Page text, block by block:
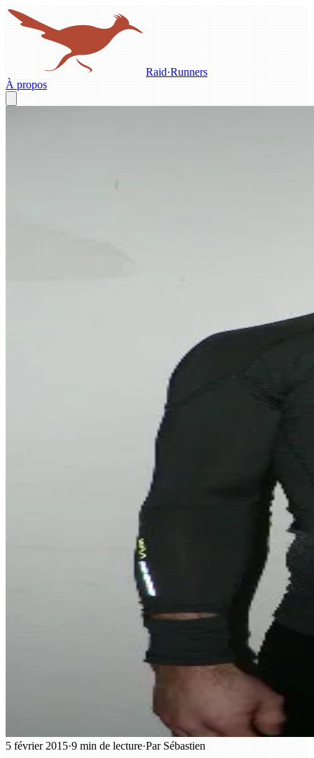
Raid·Runners
À propos
5 février 2015·9 min de lecture·Par Sébastien